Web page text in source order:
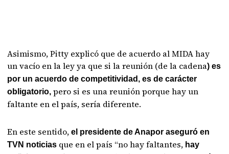
Asimismo, Pitty explicó que de acuerdo al MIDA hay
un vacío en la ley ya que si la reunión (de la cadena) es
por un acuerdo de competitividad, es de carácter
obligatorio, pero si es una reunión porque hay un
faltante en el país, sería diferente.
En este sentido,el presidente de Anapor aseguró en
TVN noticias que en el país “no hay faltantes, hay